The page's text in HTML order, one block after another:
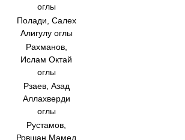
оглы
Полади, Салех
Алигулу оглы
Рахманов,
Ислам Октай
оглы
Рзаев, Азад
Аллахверди
оглы
Рустамов,
Ровшан Мамед